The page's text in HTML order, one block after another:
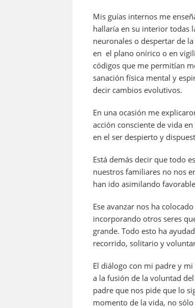
Mis guías internos me
hallaría en su interior todas
neuronales o despertar de
en el plano onírico o en
códigos que me permitían
sanación física mental y
decir cambios evolutivos.
En una ocasión me
acción consciente de vida
en el ser despierto y
Está demás decir que todo
nuestros familiares no nos
han ido asimilando
Ese avanzar nos ha
incorporando otros seres
grande. Todo esto ha
recorrido, solitario y
El diálogo con mi padre y
a la fusión de la voluntad
padre que nos pide que lo
momento de la vida, no